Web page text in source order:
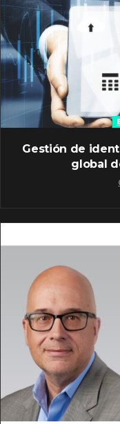
Gestión de
global